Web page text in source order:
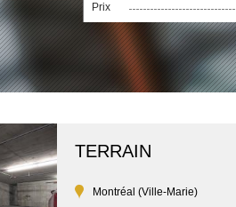
Prix
TERRAIN
Montréal (Ville-Marie)